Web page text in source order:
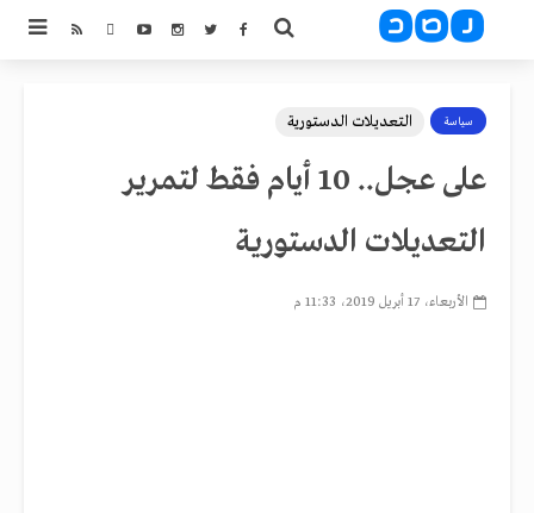
سياسة التعديلات الدستورية
على عجل.. 10 أيام فقط لتمرير
التعديلات الدستورية
الأربعاء، 17 أبريل 2019، 11:33 م